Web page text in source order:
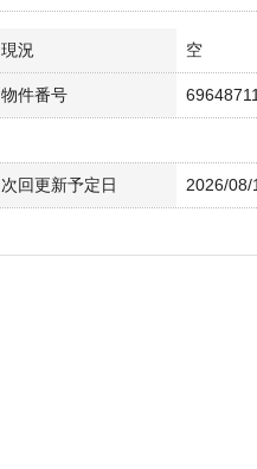
現況 空
物件番号
次回更新予定日 2026/08/